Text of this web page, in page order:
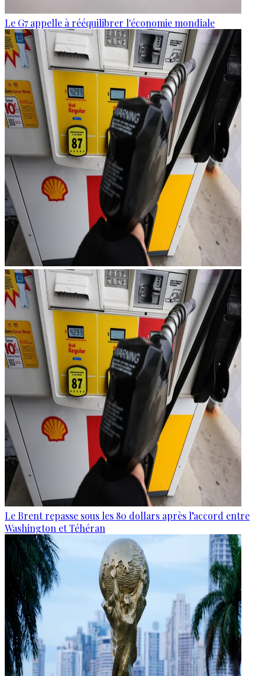
Le G7 appelle à rééquilibrer l'économie mondiale
Le Brent repasse sous les 80 dollars après l’accord entre
Washington et Téhéran